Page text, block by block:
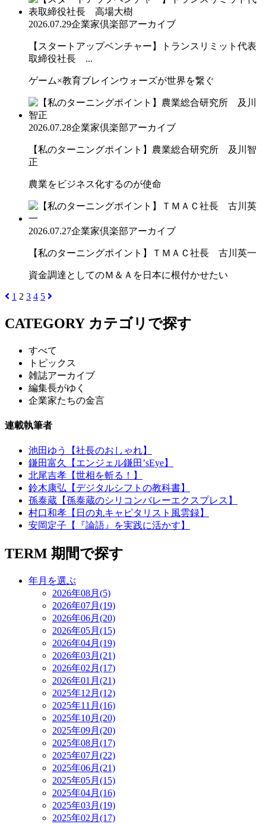
2026.07.29企業家倶楽部アーカイブ
【スタートアップベンチャー】トランスリミット代表
取締役社長 ...
ゲーム×教育ブレインウォーズが世界を繋ぐ
2026.07.28企業家倶楽部アーカイブ
【私のターニングポイント】農業総合研究所 及川智
正
農業をビジネス化するのが使命
2026.07.27企業家倶楽部アーカイブ
【私のターニングポイント】ＴＭＡＣ社長 古川英一
資金調達としてのＭ＆Ａを日本に根付かせたい
1 2 3 4 5
CATEGORY カテゴリで探す
すべて
トピックス
雑誌アーカイブ
編集長がゆく
企業家たちの金言
連載執筆者
池田ゆう【社長のおしゃれ】
鎌田富久【エンジェル鎌田’sEye】
北尾吉孝【世相を斬る！】
鈴木康弘【デジタルシフトの教科書】
孫泰蔵【孫泰蔵のシリコンバレーエクスプレス】
村口和孝【日の丸キャピタリスト風雲録】
安岡定子【『論語』を実践に活かす】
TERM 期間で探す
年月を選ぶ
2026年08月(5)
2026年07月(19)
2026年06月(20)
2026年05月(15)
2026年04月(19)
2026年03月(21)
2026年02月(17)
2026年01月(21)
2025年12月(12)
2025年11月(16)
2025年10月(20)
2025年09月(20)
2025年08月(17)
2025年07月(22)
2025年06月(21)
2025年05月(15)
2025年04月(16)
2025年03月(19)
2025年02月(17)